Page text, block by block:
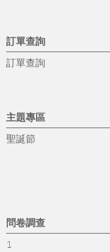
訂單查詢
訂單查詢
主題專區
聖誕節
問卷調查
1